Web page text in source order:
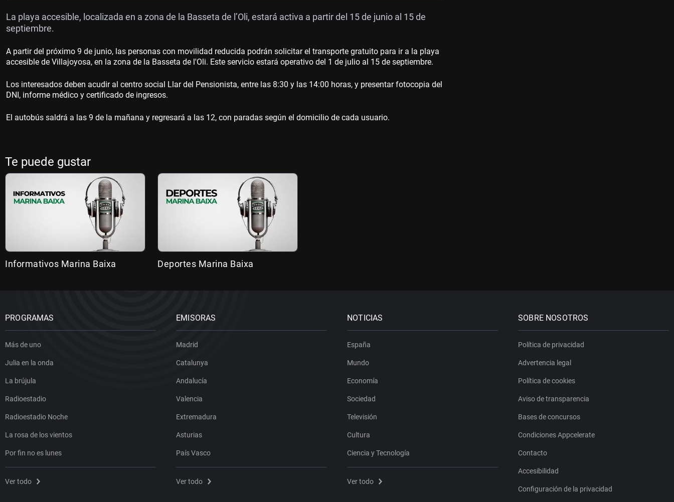
La playa accesible, localizada en a zona de la Basseta de l’Oli, estará activa a partir del 15 de junio al 15 de
septiembre.
A partir del próximo 9 de junio, las personas con movilidad reducida podrán solicitar el transporte gratuito para ir a la playa
accesible de Villajoyosa, en la zona de la Basseta de l'Oli. Este servicio estará operativo del 1 de julio al 15 de septiembre.
Los interesados deben acudir al centro social Llar del Pensionista, entre las 8:30 y las 14:00 horas, y presentar fotocopia del
DNI, informe médico y certificado de ingresos.
El autobús saldrá a las 9 de la mañana y regresará a las 12, con paradas según el domicilio de cada usuario.
Te puede gustar
Informativos Marina Baixa Deportes Marina Baixa
PROGRAMAS
Más de uno
Julia en la onda
La brújula
Radioestadio
Radioestadio Noche
La rosa de los vientos
Por fin no es lunes
Ver todo
EMISORAS
Madrid
Catalunya
Andalucía
Valencia
Extremadura
Asturias
País Vasco
Ver todo
NOTICIAS
España
Mundo
Economía
Sociedad
Televisión
Cultura
Ciencia y Tecnología
Ver todo
SOBRE NOSOTROS
Política de privacidad
Advertencia legal
Política de cookies
Aviso de transparencia
Bases de concursos
Condiciones Appcelerate
Contacto
Accesibilidad
Configuración de la privacidad